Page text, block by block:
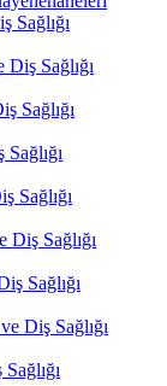
Sağlığı
Diş Sağlığı
Sağlığı
Sağlığı
Sağlığı
Sağlığı
Diş Sağlığı